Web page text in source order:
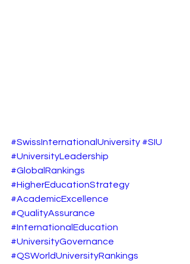
#SwissInternationalUniversity #SIU
#UniversityLeadership
#GlobalRankings
#HigherEducationStrategy
#AcademicExcellence
#QualityAssurance
#InternationalEducation
#UniversityGovernance
#QSWorldUniversityRankings